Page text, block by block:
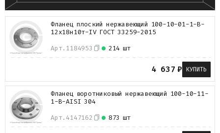
Арт. 1184953 214 шт
Фланец плоский нержавеющий 100-10-01-1-B-
12х18н10т-IV ГОСТ 33259-2015
4 637 ₽ КУПИТЬ
Арт. 4147162 873 шт
Фланец воротниковый нержавеющий 100-10-11-
1-B-AISI 304